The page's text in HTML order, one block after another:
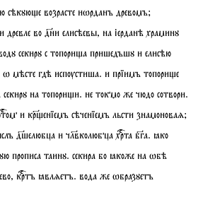
возрасте иѡрданъ древомъ;
древле во дни елисѣевы, на іерданѣ храминꙋ
секирꙋ с топориа пришедъшꙋ и елисѣю
мѣсте гдѣ испѹстиша. и прїимъ топорие
на топории. не токмо же чюдо сотвори.
и кренїемъ сѣченїемъ льсти знамоноваѧ;
дшелюбца и члвколюбца хрта бга. ꙗко
прописа таинꙋ. секира бо ꙗкоже на ѡбѣ
кртъ ꙗвлѧетъ. вода же ѡбразꙋетъ